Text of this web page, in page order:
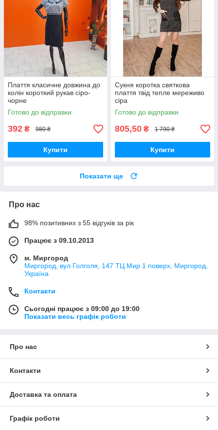
Плаття класичне довжина до
колін короткий рукав сіро-
чорне
Готово до відправки
392 ₴ 980 ₴
Купити
Сукня коротка святкова
плаття твід тепле мереживо
сіра
Готово до відправки
805,50 ₴ 1 790 ₴
Купити
Показати ще
Про нас
98% позитивних з 55 відгуків за рік
Працює з 09.10.2013
м. Миргород
Миргород, вул.Голголя, 147 ТЦ Мир 1 поверх, Миргород,
Україна
Контакти
Сьогодні працює з 09:00 до 19:00
Показати весь графік роботи
Про нас
Контакти
Доставка та оплата
Графік роботи